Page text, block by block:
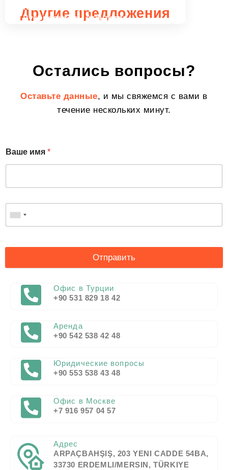
Другие предложения
Остались вопросы?
Оставьте данные, и мы свяжемся с вами в
течение нескольких минут.
Ваше имя *
Отправить
Юлия Кайгусуз
Руководитель Агентства
Офис в Турции
+90 531 829 18 42
Аренда
+90 542 538 42 48
Юридические вопросы
+90 553 538 43 48
Офис в Москве
+7 916 957 04 57
Адрес
ARPAÇBAHŞIŞ, 203 YENI CADDE 54BA,
33730 ERDEMLI/MERSIN, TÜRKIYE